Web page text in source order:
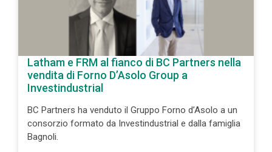
Latham e FRM al fianco di BC Partners nella
vendita di Forno D’Asolo Group a
Investindustrial
BC Partners ha venduto il Gruppo Forno d’Asolo a un
consorzio formato da Investindustrial e dalla famiglia
Bagnoli.